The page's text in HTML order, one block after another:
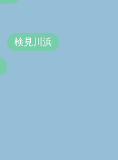
検見川浜